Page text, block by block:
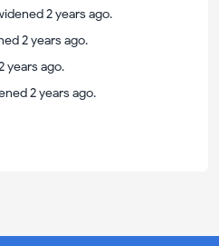
2 years ago.
2 years ago.
years ago.
2 years ago.